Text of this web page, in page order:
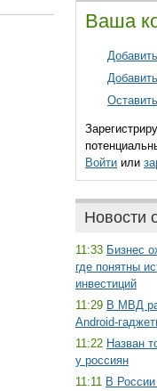
Ваша
Войти или
Новости
11:33 Бизнес
где понятны
инвестиций
11:29 В МВД
Android-
11:22 Назван
у россиян
11:11 В